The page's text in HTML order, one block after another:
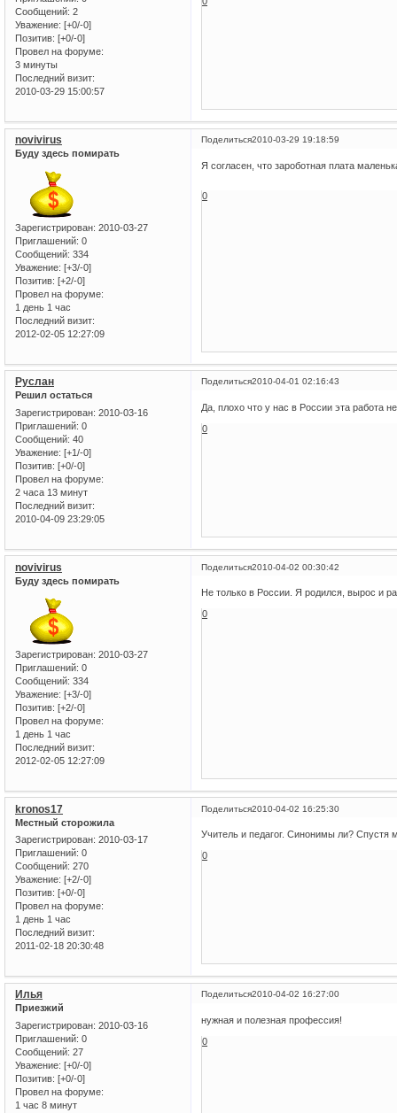
Сообщений: 2
Уважение: [+0/-0]
Позитив: [+0/-0]
Провел на форуме:
3 минуты
Последний визит:
2010-03-29 15:00:57
Поделиться2010-03-29 19:18:59
novivirus
Буду здесь помирать
Зарегистрирован: 2010-03-27
Приглашений: 0
Сообщений: 334
Уважение: [+3/-0]
Позитив: [+2/-0]
Провел на форуме:
1 день 1 час
Последний визит:
2012-02-05 12:27:09
Я согласен, что зароботная плата
0
Поделиться2010-04-01 02:16:43
Руслан
Решил остаться
Зарегистрирован: 2010-03-16
Приглашений: 0
Сообщений: 40
Уважение: [+1/-0]
Позитив: [+0/-0]
Провел на форуме:
2 часа 13 минут
Последний визит:
2010-04-09 23:29:05
Да, плохо что у нас в России эта работа
0
Поделиться2010-04-02 00:30:42
novivirus
Буду здесь помирать
Зарегистрирован: 2010-03-27
Приглашений: 0
Сообщений: 334
Уважение: [+3/-0]
Позитив: [+2/-0]
Провел на форуме:
1 день 1 час
Последний визит:
2012-02-05 12:27:09
Не только в России. Я родился, вырос и
0
Поделиться2010-04-02 16:25:30
kronos17
Местный сторожила
Зарегистрирован: 2010-03-17
Приглашений: 0
Сообщений: 270
Уважение: [+2/-0]
Позитив: [+0/-0]
Провел на форуме:
1 день 1 час
Последний визит:
2011-02-18 20:30:48
Учитель и педагог. Синонимы ли? Спустя
0
Поделиться2010-04-02 16:27:00
Илья
Приезжий
Зарегистрирован: 2010-03-16
Приглашений: 0
Сообщений: 27
Уважение: [+0/-0]
Позитив: [+0/-0]
Провел на форуме:
1 час 8 минут
нужная и полезная профессия!
0